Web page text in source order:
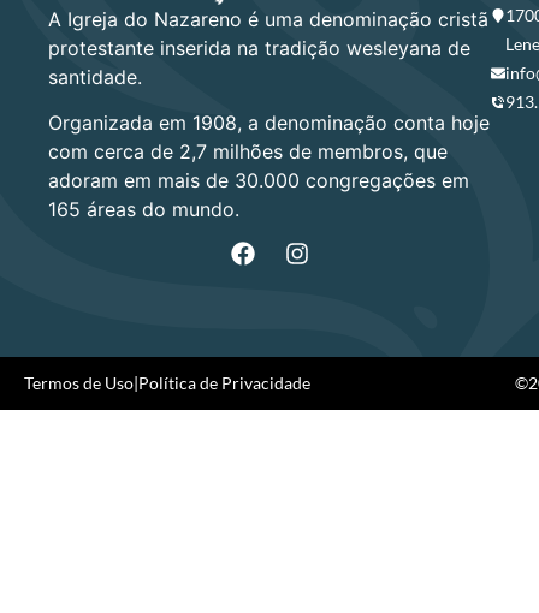
A Igreja do Nazareno é uma denominação cristã
protestante inserida na tradição wesleyana de
santidade.
Organizada em 1908, a denominação conta hoje
com cerca de 2,7 milhões de membros, que
adoram em mais de 30.000 congregações em
165 áreas do mundo.
Termos de Uso|Política de Privacidade